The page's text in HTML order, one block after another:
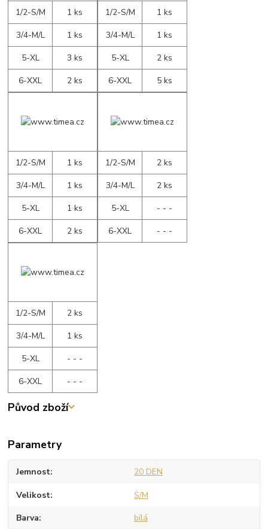
1/2-S/M
1 ks
3/4-M/L
1 ks
5-XL
3 ks
6-XXL
2 ks
1/2-S/M
1 ks
3/4-M/L
1 ks
5-XL
2 ks
6-XXL
5 ks
1/2-S/M
1 ks
3/4-M/L
1 ks
5-XL
1 ks
6-XXL
2 ks
1/2-S/M
2 ks
3/4-M/L
2 ks
5-XL
- - -
6-XXL
- - -
1/2-S/M
2 ks
3/4-M/L
1 ks
5-XL
- - -
6-XXL
- - -
Původ zboží
Parametry
Jemnost 20 DEN
Velikost S/M
Barva bílá